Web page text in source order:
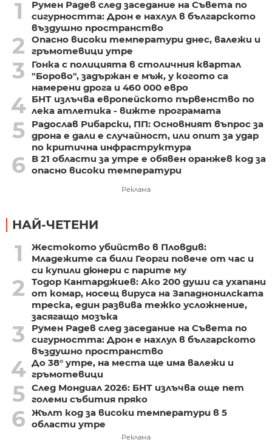
1
Румен Радев след заседание на Съвета по
сигурността: Дрон е нахлул в българското
въздушно пространство
2
Опасно високи температури днес, валежи и
гръмотевици утре
3
Гонка с полицията в столичния квартал
"Борово", задържан е мъж, у когото са
намерени дрога и 460 000 евро
4 БНТ излъчва европейското първенство по
лека атлетика - вижте програмата
5
Радослав Рибарски, ПП: Основният въпрос за
дрона е дали е случайност, или опит за удар
по критична инфраструктура
6
В 21 области за утре е обявен оранжев код за
опасно високи температури
Реклама
НАЙ-ЧЕТЕНИ
1
Жестокото убийство в Пловдив:
Младежите са били Георги повече от час и
си купили дюнери с парите му
2
Тодор Кантарджиев: Ако 200 души са ухапани
от комар, носещ вируса на Западнонилската
треска, един развива тежко усложнение,
засягащо мозъка
3
Румен Радев след заседание на Съвета по
сигурността: Дрон е нахлул в българското
въздушно пространство
4 До 38° утре, на места ще има валежи и
гръмотевици
5 След Мондиал 2026: БНТ излъчва още пет
големи събития пряко
6 Жълт код за високи температури в 5
области утре
Реклама